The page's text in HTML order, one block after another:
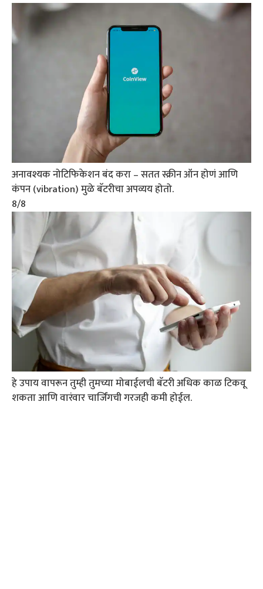
अनावश्यक नोटिफिकेशन बंद करा – सतत स्क्रीन ऑन होणं आणि
कंपन (vibration) मुळे बॅटरीचा अपव्यय होतो.
8/8
हे उपाय वापरून तुम्ही तुमच्या मोबाईलची बॅटरी अधिक काळ टिकवू
शकता आणि वारंवार चार्जिंगची गरजही कमी होईल.